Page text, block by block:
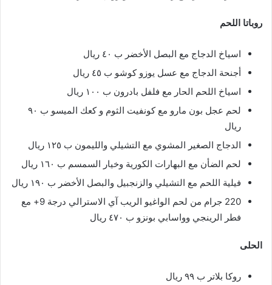
روباتا اللحم
اسياخ الدجاج مع البصل الأخضر ب ٤٠ ريال
أجنحة الدجاج مع عسل يوزو كوشو ب ٤٥ ريال
اسياخ اللحم الحار مع فلفل بادرون ب ١٠٠ ريال
لحم عجل بون مارو مع كونفيت الثوم و كعك الميسو ب ٩٠
ريال
الدجاج الصغير المشوي مع التشيلي والليمون ب ١٢٥ ريال
لحم الضأن مع البهارات الكورية وخيار السمسم ب ١٦٠ ريال
فيلية اللحم مع التشيلي والزنجبيل والبصل الأخضر ب ١٩٠ ريال
220 جرام من لحم الواغيو الريب آي الاسترالي درجة 9+ مع
فطر الرينجي وواسابي بونزو ب ٤٧٠ ريال
الحلى
روكا بلاتر ب ٩٩ ريال